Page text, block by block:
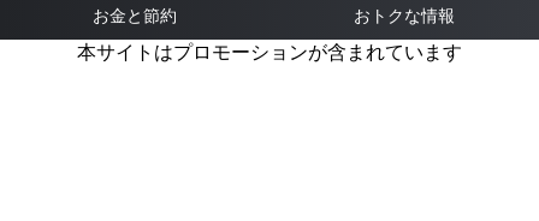
お金と節約 おトクな情報
本サイトはプロモーションが含まれています